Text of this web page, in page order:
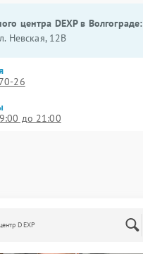
центра DEXP в Волгограде:
Невская, 12В
26
до 21:00
DEXP